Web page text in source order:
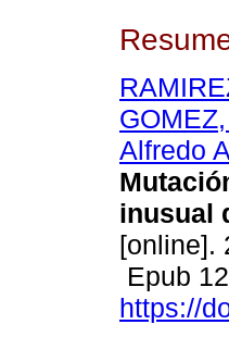
Alfredo
inusual
[online].
Epub
https://